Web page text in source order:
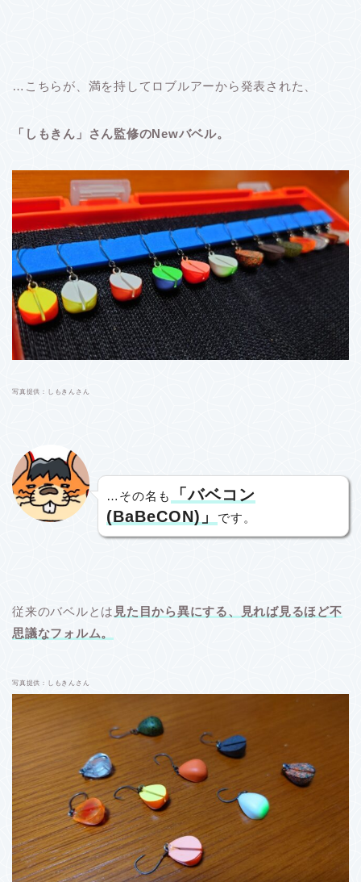
…こちらが、満を持してロブルアーから発表された、
「しもきん」さん監修のNewバベル。
写真提供：しもきんさん
…その名も
「バベコン
(BaBeCON)」
です。
従来のバベルとは 見た目から異にする、見れば見るほど不
思議なフォルム。
写真提供：しもきんさん